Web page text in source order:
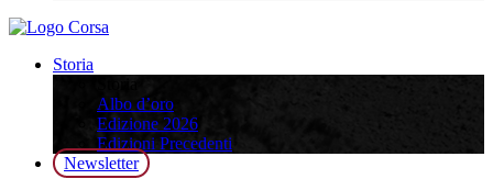
Storia
Albo d’oro
Edizione 2026
Edizioni Precedenti
Newsletter